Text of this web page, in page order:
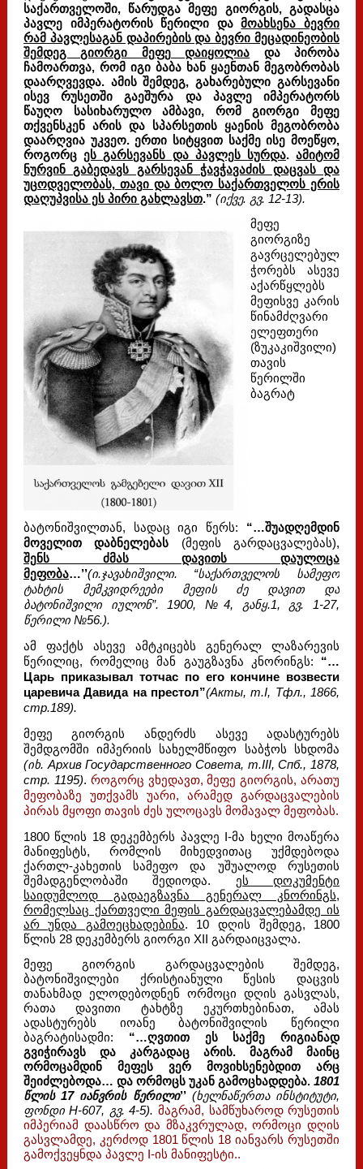
საქართველოში, წარუდგა მეფე გიორგის, გადასცა
პავლე იმპერატორის წერილი დამოახსენა ბევრი
რამ პავლესაგან დაპირების და ბევრი მეცადინეობის
შემდეგ გიორგი მეფე დაიყოლია და პირობა
ჩამოართვა, რომ იგი ბაბა ხან ყაენთან მეგობრობას
დაარღვევდა. ამის შემდეგ, გახარებული გარსევანი
ისევ რუსეთში გაეშურა და პავლე იმპერატორს
წაუღო სასიხარულო ამბავი, რომ გიორგი მეფე
თქვენსკენ არის და სპარსეთის ყაენის მეგობრობა
დაარღვია უკვეო. ერთი სიტყვით საქმე ისე მოეწყო,
როგორც ეს გარსევანს და პავლეს სურდა.ამიტომ
ნურვინ გაბედავს გარსევან ჭავჭავაძის დაცვას და
უცოდველობას, თავი და ბოლო საქართველოს ერის
დაღუპვისა ეს პირი გახლავსთ.” (იქვე. გვ. 12-13).
მეფე
გიორგიზე
გავრცელებულ
ჭორებს ასევე
აქარწყლებს
მეფისვე კარის
წინამძღვარი
ელეფთერი
(ზუკაკიშვილი)
თავის
წერილში
ბაგრატ
ბატონიშვილთან, სადაც იგი წერს: “…შუადღემდინ
მოველით დაბნელებას (მეფის გარდაცვალებას),
შენს ძმას დავითს დაულოცა
მეფობა…’’(ი.ჯავახიშვილი. “საქართველოს სამეფო
ტახტის მემკვიდრეები მეფის ძე დავით და
ბატონიშვილი იულონ”. 1900, №4, განყ.1, გვ. 1-27,
წერილი №56.).
ამ ფაქტს ასევე ამტკიცებს გენერალ ლაზარევის
წერილიც, რომელიც მან გაუგზავნა კნორინგს: “…
Царь приказывал тотчас по его кончине возвести
царевича Давида на престол”(Акты, т.I, Тфл., 1866,
стр.189).
მეფე გიორგის ანდერძს ასევე ადასტურებს
შემდგომში იმპერიის სახელმწიფო საბჭოს სხდომა
(იხ. Архив Государственного Совета, т.III, Спб., 1878,
стр. 1195). როგორც ვხედავთ, მეფე გიორგის, არათუ
მეფობაზე უთქვამს უარი, არამედ გარდაცვალების
პირას მყოფი თავის ძეს ულოცავს მომავალ მეფობას.
1800 წლის 18 დეკემბერს პავლე I-მა ხელი მოაწერა
მანიფესტს, რომლის მიხედვითაც უქმდებოდა
ქართლ-კახეთის სამეფო და უშუალოდ რუსეთის
შემადგენლობაში შედიოდა. ეს დოკუმენტი
საიდუმლოდ გადაეგზავნა გენერალ კნორინგს,
რომელსაც ქართველი მეფის გარდაცვალებამდე ის
არ უნდა გამოეცხადებინა. 10 დღის შემდეგ, 1800
წლის 28 დეკემბერს გიორგი XII გარდაიცვალა.
მეფე გიორგის გარდაცვალების შემდეგ,
ბატონიშვილები ქრისტიანული წესის დაცვის
თანახმად ელოდებოდნენ ორმოცი დღის გასვლას,
რათა დავითი ტახტზე ეკურთხებინათ, ამას
ადასტურებს იოანე ბატონიშვილის წერილი
ბაგრატისადმი: “…ღვთით ეს საქმე რიგიანად
გვიჭირავს და კარგადაც არის. მაგრამ მაინც
ორმოცამდინ მეფეს ვერ მოვიხსენებდით არც
შეიძლებოდა… და ორმოცს უკან გამოცხადდება.1801
წლის 17 იანვრის წერილი’’ (ხელნაწერთა ინსტიტუტი,
ფონდი H-607, გვ. 4-5).მაგრამ, სამწუხაროდ რუსეთის
იმპერიამ დაასწრო და მზაკვრულად, ორმოცი დღის
გასვლამდე, კერძოდ 1801 წლის 18 იანვარს რუსეთში
გამოქვეყნდა პავლე I-ის მანიფესტი..